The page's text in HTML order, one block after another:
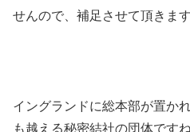
せんので、補足させて頂きま
イングランドに総本部が置か
も越える秘密結社の団体です